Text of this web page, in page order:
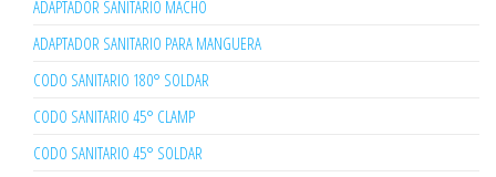
ADAPTADOR SANITARIO MACHO
ADAPTADOR SANITARIO PARA MANGUERA
CODO SANITARIO 180° SOLDAR
CODO SANITARIO 45° CLAMP
CODO SANITARIO 45° SOLDAR